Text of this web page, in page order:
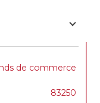
de commerce
83250